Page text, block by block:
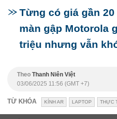
Từng có giá gần
màn gập Motorola
triệu nhưng vẫn
Theo Thanh Niên Việt
03/06/2025 11:56 (GMT +7)
TỪ KHÓA KÍNH AR LAPTOP THỰC